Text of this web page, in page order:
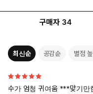
구매자 34
최신순 공감순 별점
수가 엄청 귀여움 ***맞기만